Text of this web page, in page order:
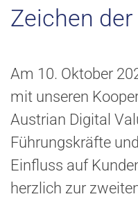
Zeichen
Am 10. Oktober
mit unseren
Austrian Digital
Führungskräfte
Einfluss auf
herzlich zur